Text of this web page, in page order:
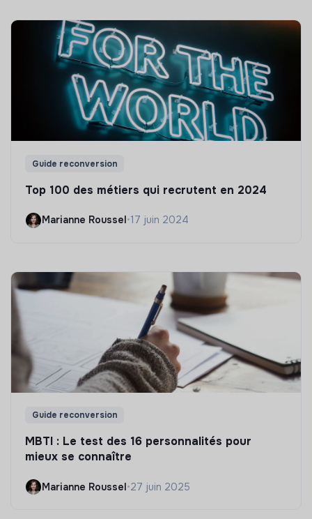
Guide reconversion
Top 100 des métiers qui recrutent en 2024
Marianne Roussel •17 juin 2024
Guide reconversion
MBTI : Le test des 16 personnalités pour
mieux se connaître
Marianne Roussel•27 juin 2025